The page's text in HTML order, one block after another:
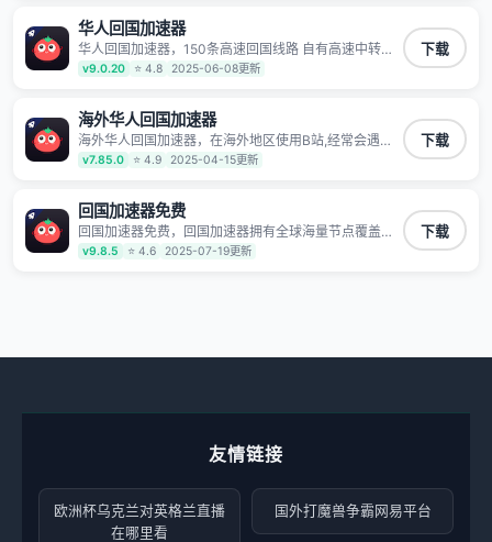
华人回国加速器
华人回国加速器，150条高速回国线路 自有高速中转节
点 无需注册 一键连接 提供高速线路 应用内直达视频音
乐app,快人一步 应用模式 App互不干扰 不间断的隐私保
止第三方对数据进行窃取和监听
v9.0.20 ⭐ 4.8 2025-06-08更新
下载
海外华人回国加速器
海外华人回国加速器，在海外地区使用B站,经常会遇到B
站地区版权限制/网络IP屏蔽,缓冲卡顿等问题,使用我们
的哔哩哔哩专用回国VPN,可加速解决各类网络问题,一键
服7*24小时服务。
v7.85.0 ⭐ 4.9 2025-04-15更新
下载
回国加速器免费
回国加速器免费，回国加速器拥有全球海量节点覆盖，
运营商专线不卡顿超稳定，专为海外华人和留学生打
造，帮助海外华人免除地域限制，随时高速稳定低延迟
v9.8.5 ⭐ 4.6 2025-07-19更新
下载
友情链接
欧洲杯乌克兰对英格兰直播
在哪里看
国外打魔兽争霸网易平台